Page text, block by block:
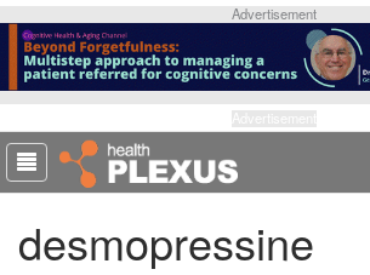
p
o
m
a
Advertisement
desmopressine